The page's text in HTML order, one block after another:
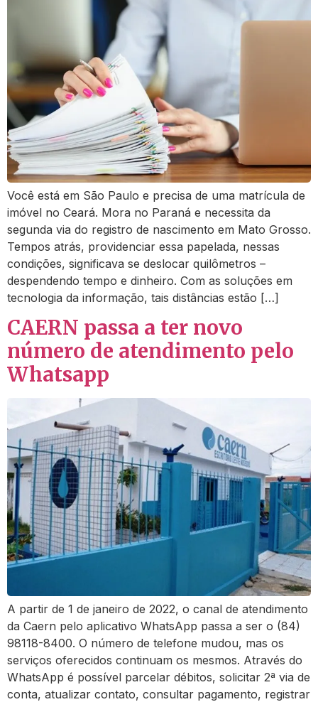
Você está em São Paulo e precisa de uma matrícula de
imóvel no Ceará. Mora no Paraná e necessita da
segunda via do registro de nascimento em Mato Grosso.
Tempos atrás, providenciar essa papelada, nessas
condições, significava se deslocar quilômetros –
despendendo tempo e dinheiro. Com as soluções em
tecnologia da informação, tais distâncias estão […]
CAERN passa a ter novo
número de atendimento pelo
Whatsapp
A partir de 1 de janeiro de 2022, o canal de atendimento
da Caern pelo aplicativo WhatsApp passa a ser o (84)
98118-8400. O número de telefone mudou, mas os
serviços oferecidos continuam os mesmos. Através do
WhatsApp é possível parcelar débitos, solicitar 2ª via de
conta, atualizar contato, consultar pagamento, registrar